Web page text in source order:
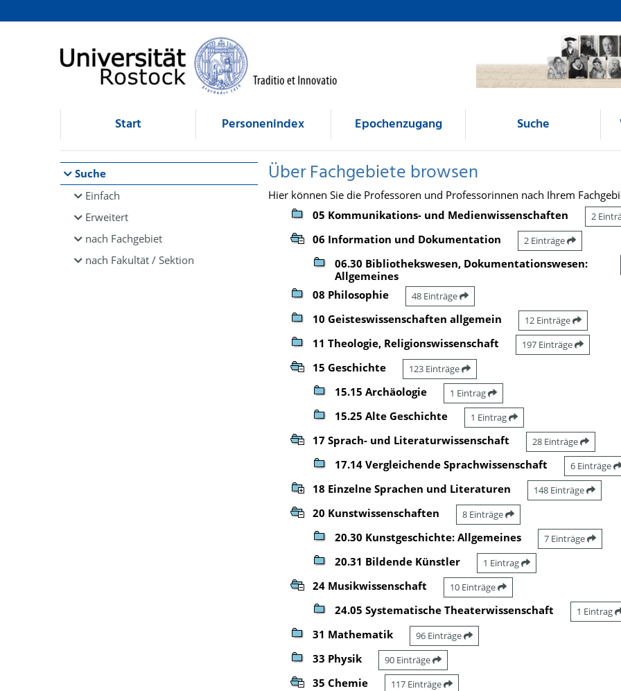
Browsen
direkt zum Inhalt
Start Personenindex Epochenzugang Suche
Suche
Einfach
Erweitert
nach Fachgebiet
nach Fakultät / Sektion
Über Fachgebiete browsen
Hier können Sie die Professoren und Professorinnen nach Ihrem
05 Kommunikations- und Medienwissenschaften
2
06 Information und Dokumentation 2 Einträge
06.30 Bibliothekswesen, Dokumentationswesen:
Allgemeines
08 Philosophie 48 Einträge
10 Geisteswissenschaften allgemein 12 Einträge
11 Theologie, Religionswissenschaft 197 Einträge
15 Geschichte 123 Einträge
15.15 Archäologie 1 Eintrag
15.25 Alte Geschichte 1 Eintrag
17 Sprach- und Literaturwissenschaft 28 Einträge
17.14 Vergleichende Sprachwissenschaft 6 Einträge
18 Einzelne Sprachen und Literaturen 148 Einträge
20 Kunstwissenschaften 8 Einträge
20.30 Kunstgeschichte: Allgemeines 7 Einträge
20.31 Bildende Künstler 1 Eintrag
24 Musikwissenschaft 10 Einträge
24.05 Systematische Theaterwissenschaft 1 Eintrag
31 Mathematik 96 Einträge
33 Physik 90 Einträge
35 Chemie 117 Einträge